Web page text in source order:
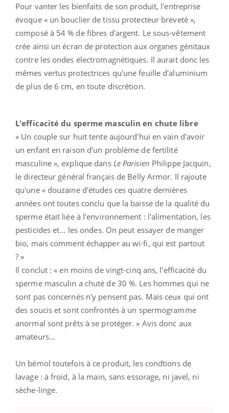
Pour vanter les bienfaits de son produit, l'entreprise
évoque « un bouclier de tissu protecteur breveté »,
composé à 54 % de fibres d'argent. Le sous-vêtement
crée ainsi un écran de protection aux organes génitaux
contre les ondes électromagnétiques. Il aurait donc les
mêmes vertus protectrices qu'une feuille d'aluminium
de plus de 6 cm, en toute discrétion.
L'efficacité du sperme masculin en chute libre
« Un couple sur huit tente aujourd'hui en vain d'avoir
un enfant en raison d'un problème de fertilité
masculine », explique dans Le Parisien Philippe Jacquin,
le directeur général français de Belly Armor. Il rajoute
qu'une « douzaine d'études ces quatre dernières
années ont toutes conclu que la baisse de la qualité du
sperme était liée à l'environnement : l'alimentation, les
pesticides et... les ondes. On peut essayer de manger
bio, mais comment échapper au wi-fi, qui est partout
? »
Il conclut : « en moins de vingt-cinq ans, l'efficacité du
sperme masculin a chuté de 30 %. Les hommes qui ne
sont pas concernés n'y pensent pas. Mais ceux qui ont
des soucis et sont confrontés à un spermogramme
anormal sont prêts à se protéger. » Avis donc aux
amateurs...
Un bémol toutefois à ce produit, les condtions de
lavage : à froid, à la main, sans essorage, ni javel, ni
sèche-linge.